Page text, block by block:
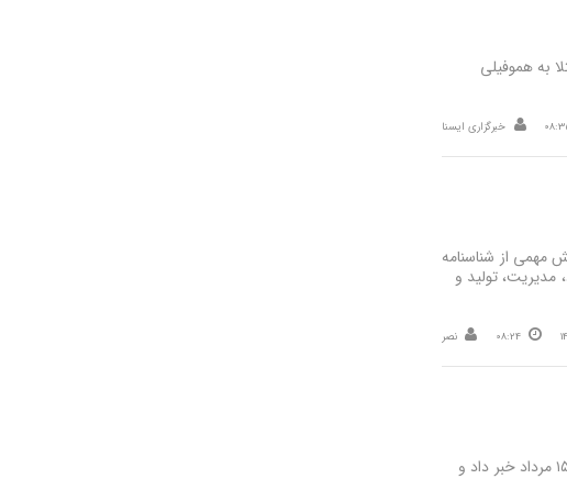
خاص و صعب‌العلاج وزارت بهداشت با اشاره به ثبت 15هزار و 500 مبتلا به هموفیلی
خبرگزاری ایسنا
مهمی از شناسنامه
تولید و
08:24 نصر
نصر: شهردار تبریز از خدمات‌دهی رایگان متروی تبریز و اتوبوس‌های مسیر بی‌آرتی در روزهای ۱۴ و ۱۵ مرداد خبر داد و